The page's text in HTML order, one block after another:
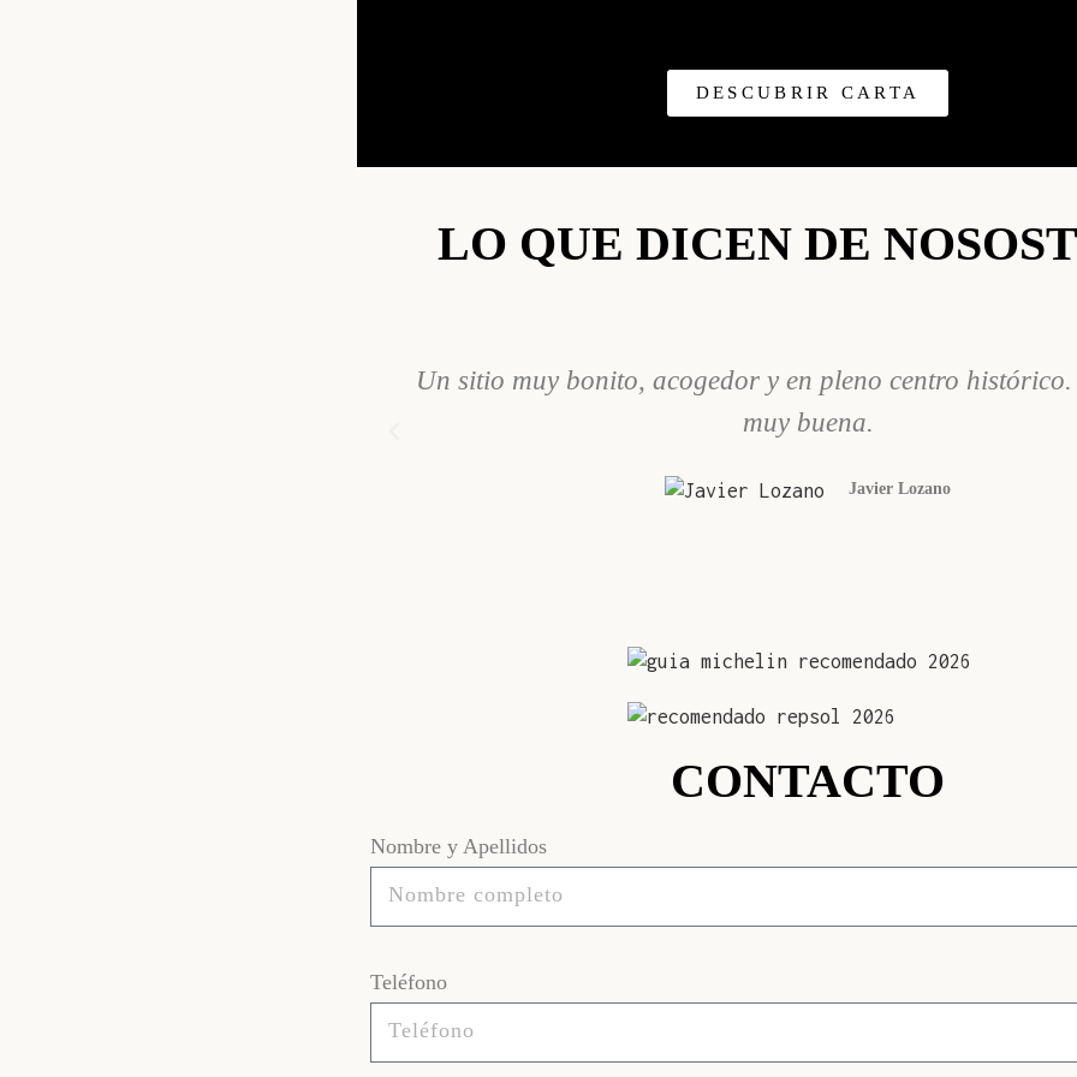
DESCUBRIR CARTA
LO QUE DICEN DE
Un sitio muy bonito, acogedor y en pleno centro
muy buena.
Javier Lozano
CONTACTO
Nombre y Apellidos
Teléfono